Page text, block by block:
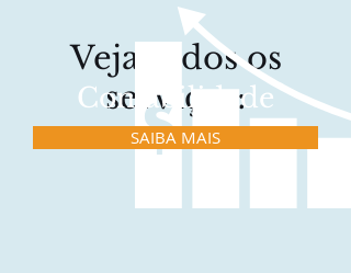
Veja todos os
serviços:
Contabilidade
SAIBA MAIS